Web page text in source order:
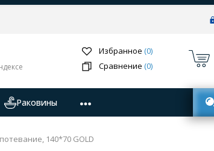
Избранное (0)
Сравнение (0)
Раковины
140*70 GOLD